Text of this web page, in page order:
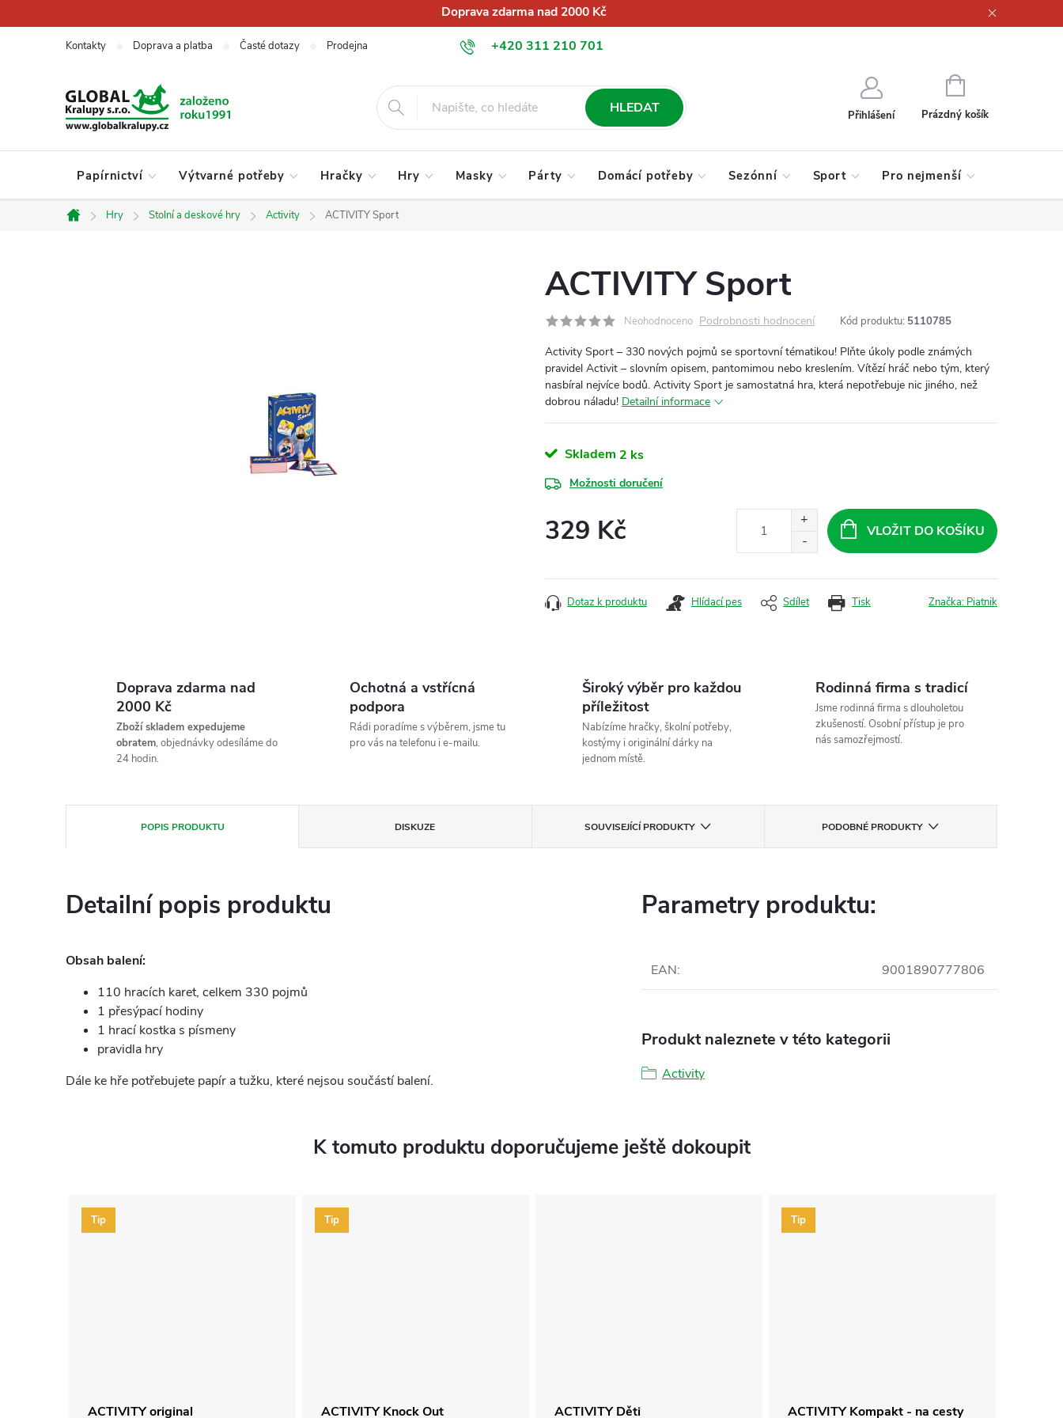
na
Doprava zdarma nad 2000 Kč
+420 311 210 701
info@globalkralupy.cz
Kontakty Doprava a platba Časté dotazy Prodejna Obchodní podmínky Podmínky ochrany osobních údajů
HLEDAT Přihlášení
NÁKUPNÍ
KOŠÍK
Prázdný košík
Papírnictví Výtvarné potřeby Hračky Hry Masky Párty Domácí potřeby Sezónní Sport Pro nejmenší
Domů
Hry Stolní a deskové hry Activity ACTIVITY Sport
ACTIVITY Sport
Neohodnoceno Podrobnosti hodnocení Kód produktu: 5110785
Activity Sport – 330 nových pojmů se sportovní tématikou! Plňte úkoly podle známých
pravidel Activit – slovním opisem, pantomimou nebo kreslením. Vítězí hráč nebo tým, který
nasbíral nejvíce bodů. Activity Sport je samostatná hra, která nepotřebuje nic jiného, než
dobrou náladu! Detailní informace
Skladem 2 ks
Možnosti doručení
329 Kč VLOŽIT DO KOŠÍKU
Tisk
Dotaz k produktu Hlídací pes Sdílet Značka: Piatnik
Doprava zdarma nad
2000 Kč
Zboží skladem expedujeme
obratem, objednávky odesíláme do
24 hodin.
Ochotná a vstřícná
podpora
Rádi poradíme s výběrem, jsme tu
pro vás na telefonu i e-mailu.
Široký výběr pro každou
příležitost
Nabízíme hračky, školní potřeby,
kostýmy i originální dárky na
jednom místě.
Rodinná firma s tradicí
Jsme rodinná firma s dlouholetou
zkušeností. Osobní přístup je pro
nás samozřejmostí.
POPIS PRODUKTU DISKUZE SOUVISEJÍCÍ PRODUKTY PODOBNÉ PRODUKTY
Detailní popis produktu
Obsah balení:
110 hracích karet, celkem 330 pojmů
1 přesýpací hodiny
1 hrací kostka s písmeny
pravidla hry
Dále ke hře potřebujete papír a tužku, které nejsou součástí balení.
Parametry produktu:
EAN: 9001890777806
Produkt naleznete v této kategorii
Activity
K tomuto produktu doporučujeme ještě dokoupit
Tip
ACTIVITY original
Tip
ACTIVITY Knock Out ACTIVITY Děti
Tip
ACTIVITY Kompakt - na cesty